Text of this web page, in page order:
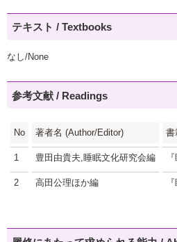
テキスト / Textbooks
なし/None
参考文献 / Readings
No 著者名 (Author/Editor) 書
1 豊田由貴夫,睡眠文化研究会編
2 高田公理ほか編